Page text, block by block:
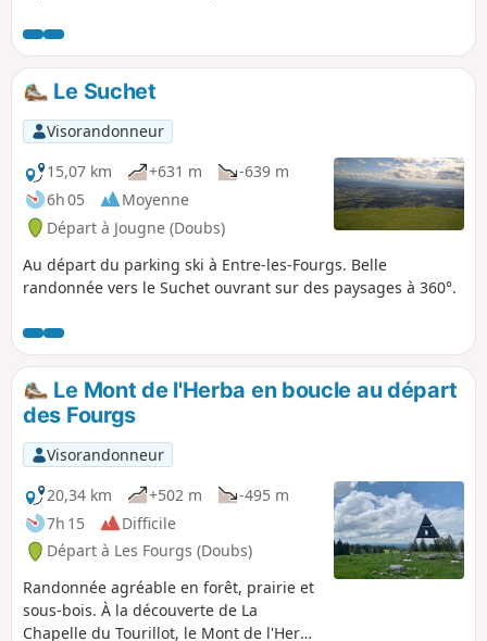
Le Suchet
Visorandonneur
15,07 km
+631 m
-639 m
6h 05
Moyenne
Départ à Jougne (Doubs)
Au départ du parking ski à Entre-les-Fourgs. Belle
randonnée vers le Suchet ouvrant sur des paysages à 360°.
Le Mont de l'Herba en boucle au départ
des Fourgs
Visorandonneur
20,34 km
+502 m
-495 m
7h 15
Difficile
Départ à Les Fourgs (Doubs)
Randonnée agréable en forêt, prairie et
sous-bois. À la découverte de La
Chapelle du Tourillot, le Mont de l'Herba